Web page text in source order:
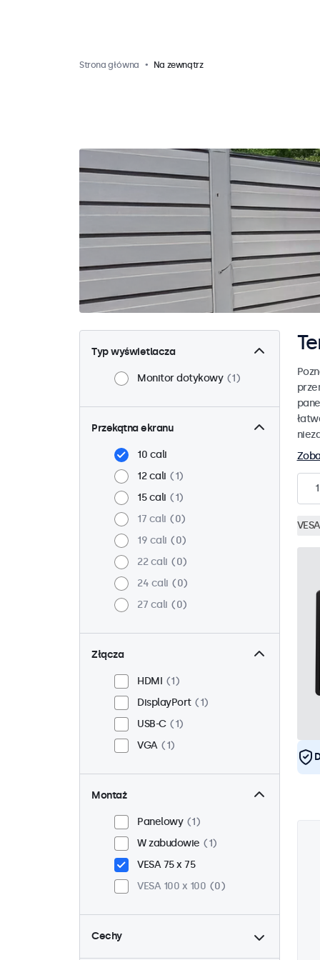
Strona główna Na zewnątrz
Typ wyświetlacza
Monitor dotykowy 1
Przekątna ekranu
10 cali
12 cali
1
15 cali
1
17 cali
0
19 cali
0
22 cali
0
24 cali
0
27 cali
0
Złącza
HDMI
1
DisplayPort
1
USB-C
1
VGA
1
Montaż
Panelowy
1
W zabudowie
1
VESA 75 x 75
VESA 100 x 100
0
Cechy
4:3 / 5:4
0
1